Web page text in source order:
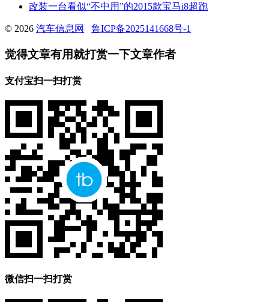
改装一台看似“不中用”的2015款宝马i8超跑
© 2026 汽车信息网 鲁ICP备2025141668号-1
觉得文章有用就打赏一下文章作者
支付宝扫一扫打赏
微信扫一扫打赏